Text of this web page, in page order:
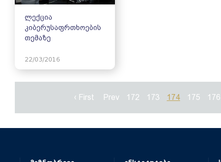
ლექცია
კიბერუსაფრთხოების
თემაზე
22/03/2016
‹ First Prev 172 173 174 175 176